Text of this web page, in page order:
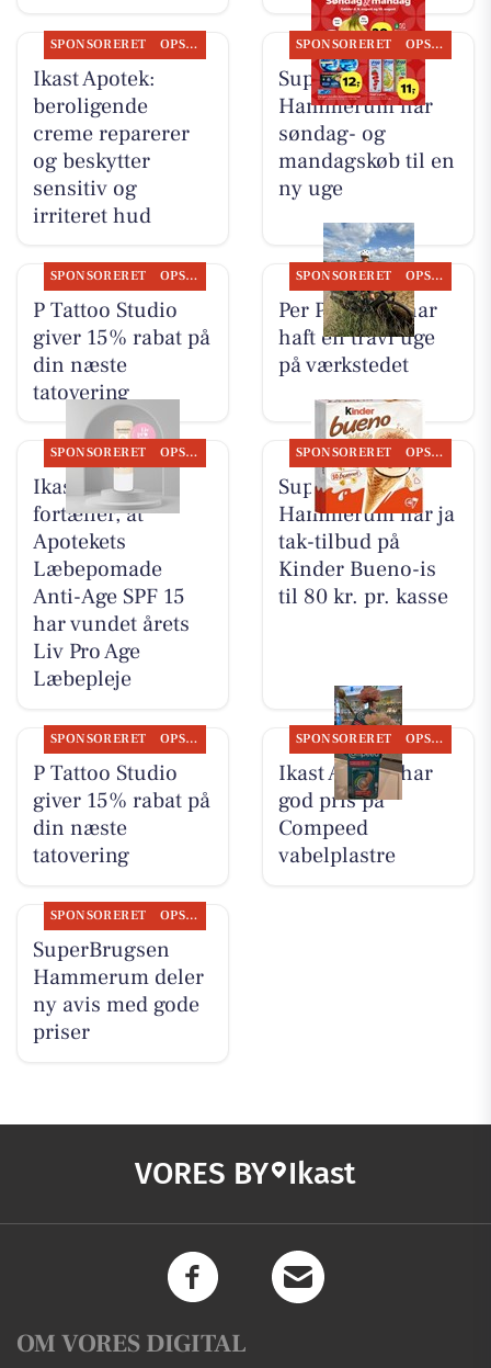
SPONSORERET OPSLAGSTAVLEN
Ikast Apotek:
beroligende
creme reparerer
og beskytter
sensitiv og
irriteret hud
SPONSORERET OPSLAGSTAVLEN
SuperBrugsen
Hammerum har
søndag- og
mandagskøb til en
ny uge
SPONSORERET OPSLAGSTAVLEN
P Tattoo Studio
giver 15% rabat på
din næste
tatovering
SPONSORERET OPSLAGSTAVLEN
Per P. Cykler har
haft en travl uge
på værkstedet
SPONSORERET OPSLAGSTAVLEN
Ikast Apotek
fortæller, at
Apotekets
Læbepomade
Anti-Age SPF 15
har vundet årets
Liv Pro Age
Læbepleje
SPONSORERET OPSLAGSTAVLEN
SuperBrugsen
Hammerum har ja
tak-tilbud på
Kinder Bueno-is
til 80 kr. pr. kasse
SPONSORERET OPSLAGSTAVLEN
P Tattoo Studio
giver 15% rabat på
din næste
tatovering
SPONSORERET OPSLAGSTAVLEN
Ikast Apotek har
god pris på
Compeed
vabelplastre
SPONSORERET OPSLAGSTAVLEN
SuperBrugsen
Hammerum deler
ny avis med gode
priser
VORES BY Ikast
OM VORES DIGITAL